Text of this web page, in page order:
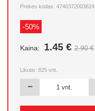
Prekės kodas: 4740372003624
-50%
Kaina: 1.45 € 2.90 €
Likutis: 825 vnt.